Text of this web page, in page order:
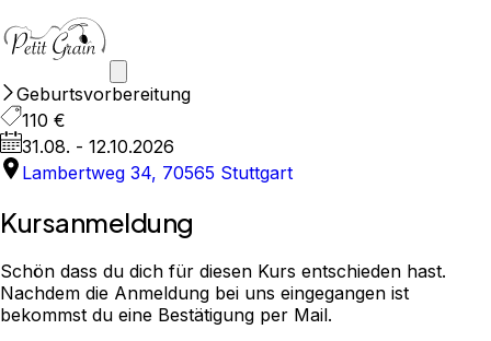
Geburtsvorbereitung
110 €
31.08. - 12.10.2026
Lambertweg 34, 70565 Stuttgart
Kursanmeldung
Schön dass du dich für diesen Kurs entschieden hast.
Nachdem die Anmeldung bei uns eingegangen ist
bekommst du eine Bestätigung per Mail.